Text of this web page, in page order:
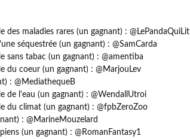
des maladies rares (un gagnant) : @LePandaQuiLit
séquestrée (un gagnant) : @SamCarda
sans tabac (un gagnant) : @amentiba
du coeur (un gagnant) : @MarjouLev
: @MediathequeB
de l'eau (un gagnant) : @WendallUtroi
du climat (un gagnant) : @fpbZeroZoo
: @MarineMouzelard
(un gagnant) : @RomanFantasy1